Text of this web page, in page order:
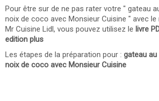
Pour être sur de ne pas rater votre " gateau
noix de coco avec Monsieur Cuisine " avec
Mr Cuisine Lidl, vous pouvez utilisez le livre
edition plus
Les étapes de la préparation pour : gateau
noix de coco avec Monsieur Cuisine